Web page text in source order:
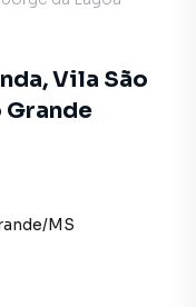
Vila São
Grande
/MS